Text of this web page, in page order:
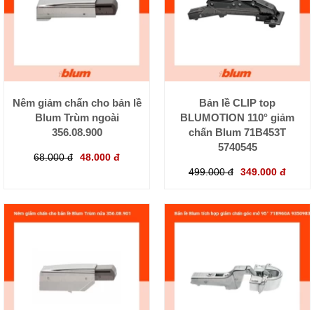
Nêm giảm chấn cho bản lề
Blum Trùm ngoài
356.08.900
68.000 đ 48.000 đ
Bản lề CLIP top
BLUMOTION 110° giảm
chấn Blum 71B453T
5740545
499.000 đ 349.000 đ